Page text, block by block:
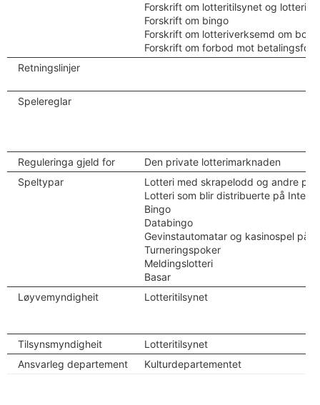
Forskrift om lotteritilsynet og
Forskrift om bingo
Forskrift om lotteriverksemd om
Forskrift om forbod mot
Retningslinjer
Spelereglar
Reguleringa gjeld for
Den private lotterimarknaden
Speltypar
Lotteri med skrapelodd og andre
Lotteri som blir distribuerte på
Bingo
Databingo
Gevinstautomatar og kasinospel på
Turneringspoker
Meldingslotteri
Basar
Løyvemyndigheit
Lotteritilsynet
Tilsynsmyndigheit
Lotteritilsynet
Ansvarleg departement
Kulturdepartementet